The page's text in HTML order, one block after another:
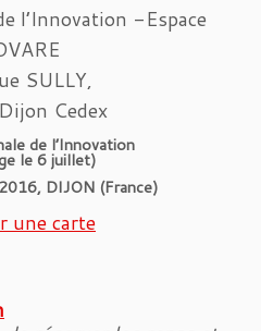
l’Innovation -Espace
SULLY,
Cedex
de l’Innovation
le 6 juillet)
DIJON (France)
une carte